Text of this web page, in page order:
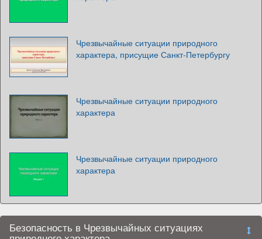
Чрезвычайные ситуации природного
характера, присущие Санкт-Петербургу
Чрезвычайные ситуации природного
характера
Чрезвычайные ситуации природного
характера
Безопасность в Чрезвычайных ситуациях